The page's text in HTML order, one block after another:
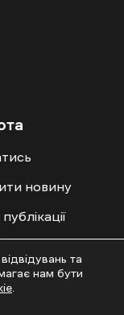
новину
та
нам бути